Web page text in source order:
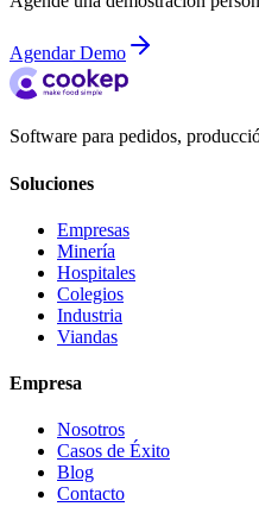
Agendar Demo
Software para pedidos,
Soluciones
Empresas
Minería
Hospitales
Colegios
Industria
Viandas
Empresa
Nosotros
Casos de Éxito
Blog
Contacto